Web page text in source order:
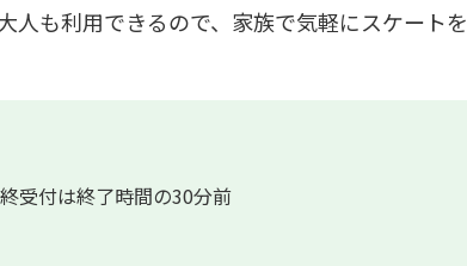
人も利用できるので、家族で気軽にスケートを
受付は終了時間の30分前